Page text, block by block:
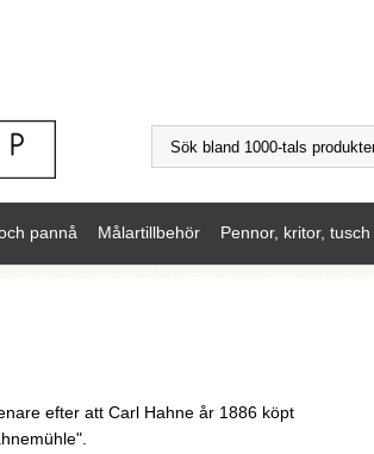
pannå Målartillbehör Pennor, kritor, tusch
efter att Carl Hahne år 1886 köpt